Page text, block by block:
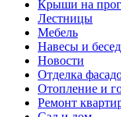
Крыши на
Лестницы
Мебель
Навесы и
Новости
Отделка
Отопление и
Ремонт